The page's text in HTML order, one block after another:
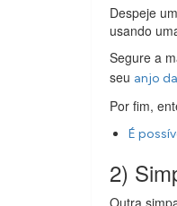
Despeje
usando
Segure a
seu anjo
Por fim,
É
2)
Outra